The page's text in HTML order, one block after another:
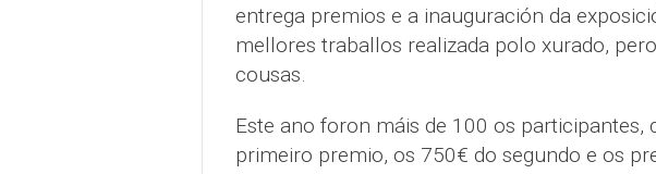
entrega premios e a inauguración da
mellores traballos realizada polo xurado,
cousas.
Este ano foron máis de 100 os participantes,
primeiro premio, os 750€ do segundo e os